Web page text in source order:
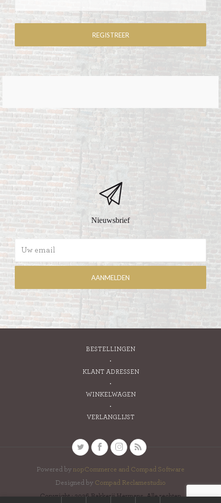
Nieuwsbrief
BESTELLINGEN
KLANT ADRESSEN
WINKELWAGEN
VERLANGLIJST
Powered by nopCommerce and Compad Software
Designed by Compad Reclamestudio
Copyright ; 2026 Bakkerij Hermans. Alle rechten